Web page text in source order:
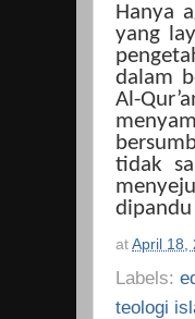
Hanya
yang
dalam
Al-
tidak
dipandu
at April 18,
Labels:
teologi